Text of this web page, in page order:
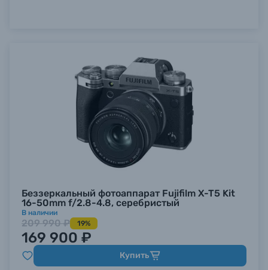
Беззеркальный фотоаппарат Fujifilm X-T5 Kit
16-50mm f/2.8-4.8, серебристый
В наличии
209 990 ₽ 19%
169 900 ₽
Купить